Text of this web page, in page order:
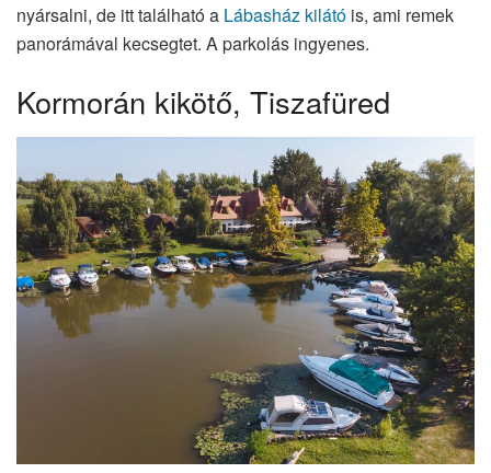
nyársalni, de itt található a Lábasház kilátó is, ami remek
panorámával kecsegtet. A parkolás ingyenes.
Kormorán kikötő, Tiszafüred